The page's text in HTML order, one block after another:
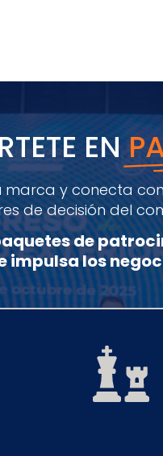
EN
y conecta
de decisión del
de
impulsa los